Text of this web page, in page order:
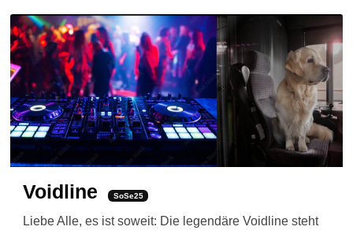
Voidline SoSe25
Liebe Alle, es ist soweit: Die legendäre Voidline steht